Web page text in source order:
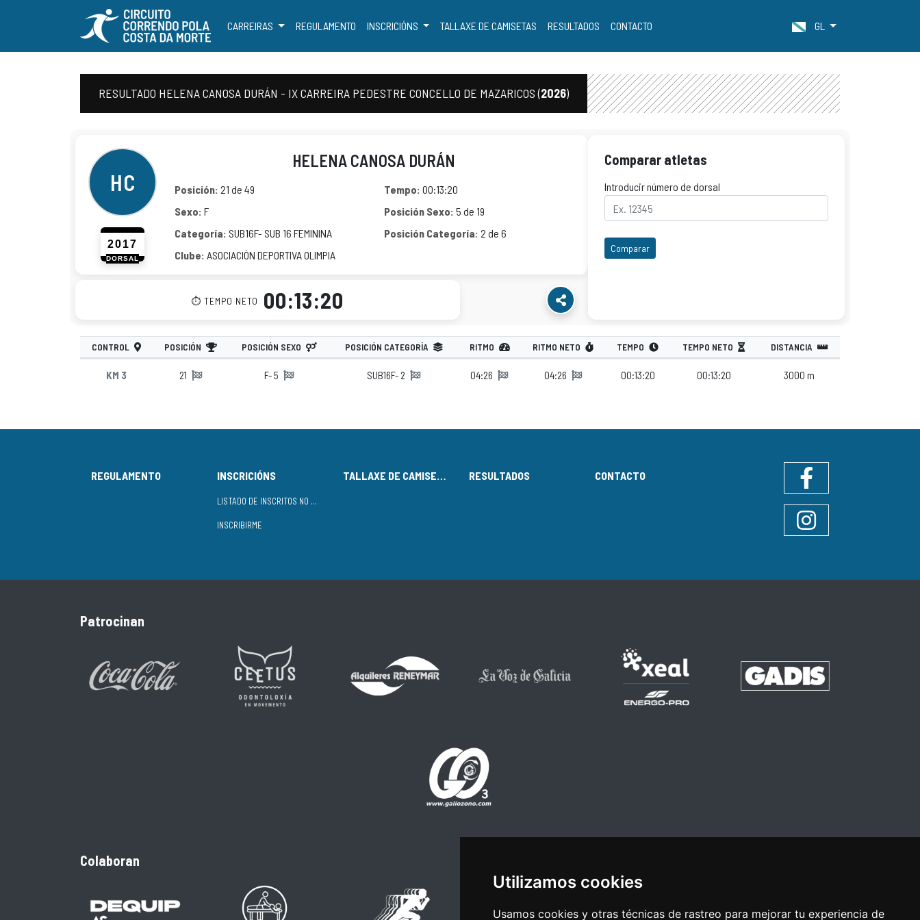
Utilizamos cookies
Usamos cookies y otras técnicas de rastreo para mejorar tu experiencia de
CARREIRAS REGULAMENTO INSCRICIÓNS TALLAXE DE CAMISETAS RESULTADOS CONTACTO GL
RESULTADO HELENA CANOSA DURÁN - IX CARREIRA PEDESTRE CONCELLO DE MAZARICOS (2026)
HC
2017
DORSAL
HELENA CANOSA DURÁN
Posición: 21 de 49 Tempo: 00:13:20
Sexo: F Posición Sexo: 5 de 19
Categoría: SUB16F- SUB 16 FEMININA Posición Categoría: 2 de 6
Clube: ASOCIACIÓN DEPORTIVA OLIMPIA
⏱ TEMPO NETO 00:13:20
Comparar atletas
Introducir número de dorsal
Comparar
CONTROL POSICIÓN POSICIÓN SEXO POSICIÓN CATEGORÍA RITMO RITMO NETO TEMPO TEMPO NETO DISTANCIA
KM 3 21 F- 5 SUB16F- 2 04:26 04:26 00:13:20 00:13:20 3000 m
REGULAMENTO INSCRICIÓNS
LISTADO DE INSCRITOS NO CIRCUÍTO
INSCRIBIRME
TALLAXE DE CAMISETAS RESULTADOS CONTACTO
Instagram
Patrocinan
Colaboran